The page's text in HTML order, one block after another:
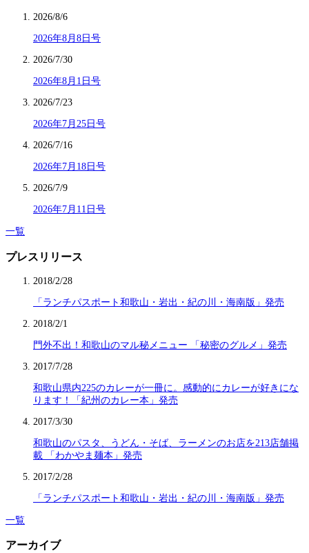
2026/8/6
2026年8月8日号
2026/7/30
2026年8月1日号
2026/7/23
2026年7月25日号
2026/7/16
2026年7月18日号
2026/7/9
2026年7月11日号
一覧
プレスリリース
2018/2/28
「ランチパスポート和歌山・岩出・紀の川・海南版」発売
2018/2/1
門外不出！和歌山のマル秘メニュー 「秘密のグルメ」発売
2017/7/28
和歌山県内225のカレーが一冊に。感動的にカレーが好きにな
ります！「紀州のカレー本」発売
2017/3/30
和歌山のパスタ、うどん・そば、ラーメンのお店を213店舗掲
載 「わかやま麺本」発売
2017/2/28
「ランチパスポート和歌山・岩出・紀の川・海南版」発売
一覧
アーカイブ